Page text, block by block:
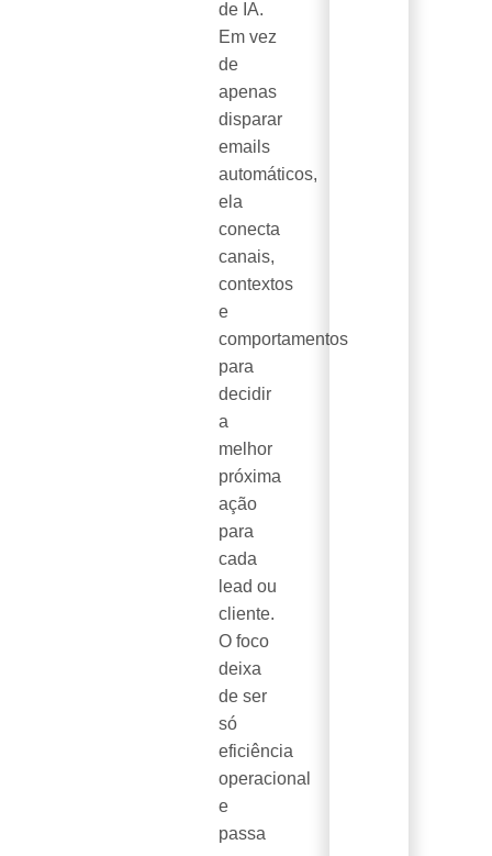
de IA.
Em vez
de
apenas
disparar
emails
automáticos,
ela
conecta
canais,
contextos
e
comportamentos
para
decidir
a
melhor
próxima
ação
para
cada
lead ou
cliente.
O foco
deixa
de ser
só
eficiência
operacional
e
passa